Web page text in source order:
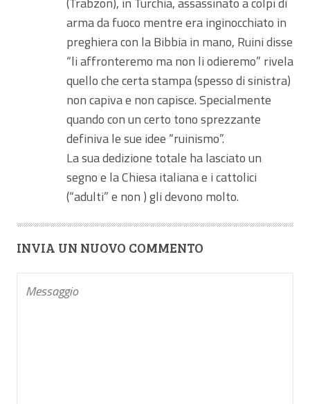
arma da fuoco mentre era inginocchiato in
preghiera con la Bibbia in mano, Ruini disse
“li affronteremo ma non li odieremo” rivela
quello che certa stampa (spesso di sinistra)
non capiva e non capisce. Specialmente
quando con un certo tono sprezzante
definiva le sue idee “ruinismo”.
La sua dedizione totale ha lasciato un
segno e la Chiesa italiana e i cattolici
(“adulti” e non ) gli devono molto.
INVIA UN NUOVO COMMENTO